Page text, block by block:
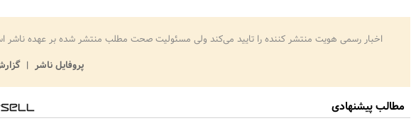
اخبار رسمی هویت منتشر کننده را تایید می‌کند ولی مسئولیت صحت مطلب منتشر شده بر عهده ناشر
پروفایل ناشر
مطالب پیشنهادی